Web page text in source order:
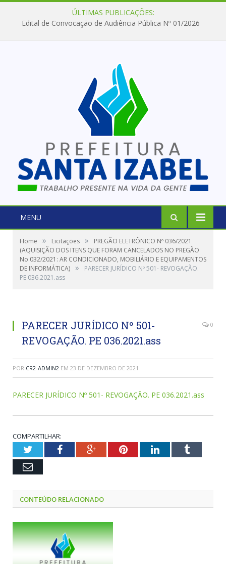
ÚLTIMAS PUBLICAÇÕES:
Edital de Convocação de Audiência Pública Nº 01/2026
MENU
Home » Licitações »
PREGÃO ELETRÔNICO Nº 036/2021
(AQUISIÇÃO DOS ITENS QUE FORAM CANCELADOS NO PREGÃO
No 032/2021: AR CONDICIONADO, MOBILIÁRIO E EQUIPAMENTOS
DE INFORMÁTICA) »
PARECER JURÍDICO Nº 501- REVOGAÇÃO.
PE 036.2021.ass
PARECER JURÍDICO Nº 501-
REVOGAÇÃO. PE 036.2021.ass
0
POR CR2-ADMIN2 EM 23 DE DEZEMBRO DE 2021
PARECER JURÍDICO Nº 501- REVOGAÇÃO. PE 036.2021.ass
COMPARTILHAR:
TwitterFacebookGoogle+PinterestLinkedInTumblr
Email
CONTEÚDO RELACIONADO